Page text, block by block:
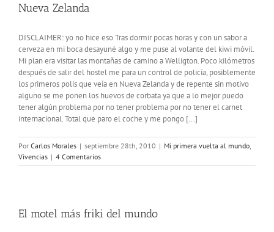
Nueva Zelanda
DISCLAIMER: yo no hice eso Tras dormir pocas horas y con un sabor a
cerveza en mi boca desayuné algo y me puse al volante del kiwi móvil.
Mi plan era visitar las montañas de camino a Welligton. Poco kilómetros
después de salir del hostel me para un control de policía, posiblemente
los primeros polis que veía en Nueva Zelanda y de repente sin motivo
alguno se me ponen los huevos de corbata ya que a lo mejor puedo
tener algún problema por no tener problema por no tener el carnet
internacional. Total que paro el coche y me pongo [...]
Por Carlos Morales | septiembre 28th, 2010 | Mi primera vuelta al mundo
Vivencias | 4 Comentarios
El motel más friki del mundo